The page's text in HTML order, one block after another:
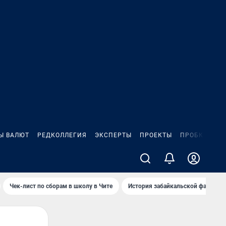
ВАЛЮТ РЕДКОЛЛЕГИЯ ЭКСПЕРТЫ ПРОЕКТЫ ПРОБКИ
Чек-лист по сборам в школу в Чите История забайкальской фамилии